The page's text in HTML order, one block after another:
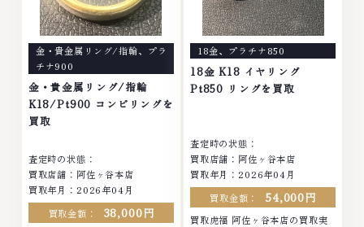
金・貴金属リング/指輪、 プラ
チナ900
金・貴金属リング/指輪
K18/Pt900 コンビリングを
買取
査定時の状態：
買取店舗：阿佐ヶ谷本店
買取年月：2026年04月
買取金額：
38,000円
18金、 プラチナ850
18金 K18 イヤリング
Pt850 リングを買取
査定時の状態：
買取店舗：阿佐ヶ谷本店
買取年月：2026年04月
買取金額：
54,000円
買取虎福 阿佐ヶ谷本店の買取実